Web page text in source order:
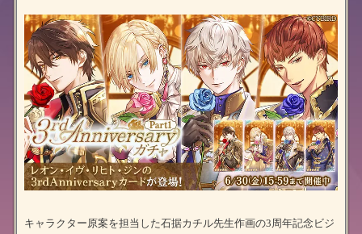
キャラクター原案を担当した石据カチル先生作画の3周年記念ビジ